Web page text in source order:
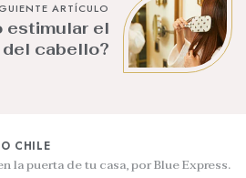
ARTÍCULO
estimular el
cabello?
CHILE
la puerta de tu casa, por Blue Express.